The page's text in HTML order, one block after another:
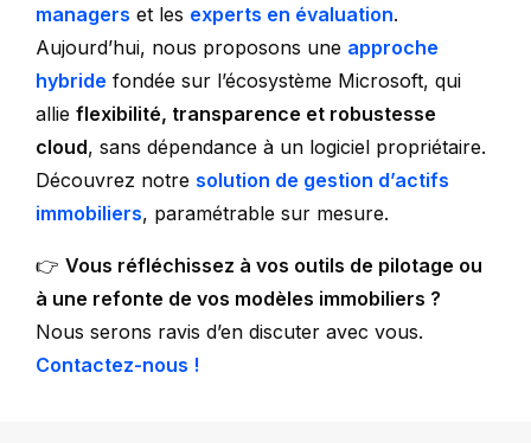
managers et les experts en évaluation.
Aujourd’hui, nous proposons une approche
hybride fondée sur l’écosystème Microsoft, qui
allie flexibilité, transparence et robustesse
cloud, sans dépendance à un logiciel propriétaire.
Découvrez notre solution de gestion d’actifs
immobiliers, paramétrable sur mesure.
👉 Vous réfléchissez à vos outils de pilotage ou
à une refonte de vos modèles immobiliers ?
Nous serons ravis d’en discuter avec vous.
Contactez-nous !